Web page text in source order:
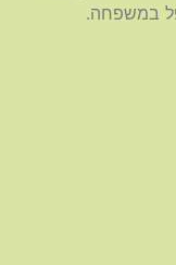
במשפחה.